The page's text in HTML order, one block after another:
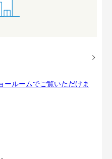
ールームでご覧いただけま